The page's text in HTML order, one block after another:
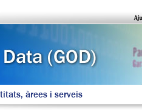
àrees i serveis